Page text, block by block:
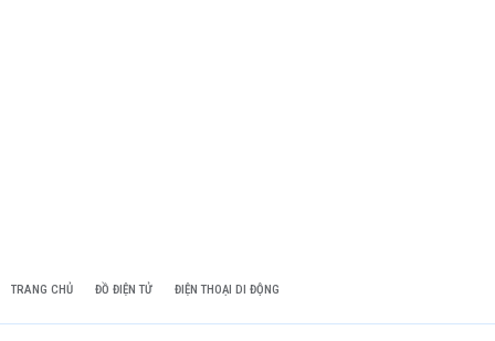
TRANG CHỦ ĐỒ ĐIỆN TỬ ĐIỆN THOẠI DI ĐỘNG